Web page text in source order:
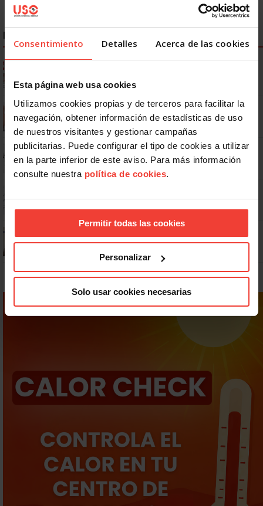
Consentimiento Detalles Acerca de las cookies
Esta página web usa cookies
Utilizamos cookies propias y de terceros para facilitar la
navegación, obtener información de estadísticas de uso
de nuestros visitantes y gestionar campañas
publicitarias. Puede configurar el tipo de cookies a utilizar
en la parte inferior de este aviso. Para más información
consulte nuestra política de cookies.
Permitir todas las cookies
Personalizar
Solo usar cookies necesarias
NOTICIAS MÁS LEÍDAS
Se actualizan las patologías para acceder a la jubilación
anticipada por discapacidad
No: si un festivo cae en sábado, no tienen por qué darte un día
libre